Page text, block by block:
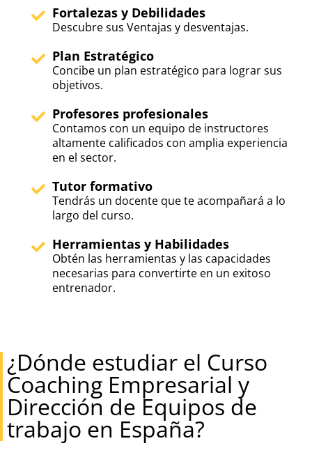
Fortalezas y Debilidades
Descubre sus Ventajas y desventajas.
Plan Estratégico
Concibe un plan estratégico para lograr sus
objetivos.
Profesores profesionales
Contamos con un equipo de instructores
altamente calificados con amplia experiencia
en el sector.
Tutor formativo
Tendrás un docente que te acompañará a lo
largo del curso.
Herramientas y Habilidades
Obtén las herramientas y las capacidades
necesarias para convertirte en un exitoso
entrenador.
¿Dónde estudiar el Curso
Coaching Empresarial y
Dirección de Equipos de
trabajo en España?